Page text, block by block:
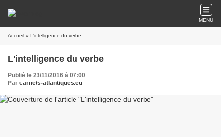
MENU
Accueil » L'intelligence du verbe
L'intelligence du verbe
Publié le 23/11/2016 à 07:00
Par carnets-atlantiques.eu